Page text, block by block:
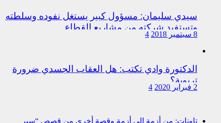
سيدي سليمان: مسؤول كبير يستغل نفوده وسلطته
وتستفيد شركته من مشاريع القطاع
8 سبتمبر 2018 4
الدكتورة وادي تكتب: هل العقاب الجسدي ضرورة
تربوية؟
2 فبراير 2020 4
تاونات: من أزمة إلى أزمة وقصة أخرى من قصص “سير